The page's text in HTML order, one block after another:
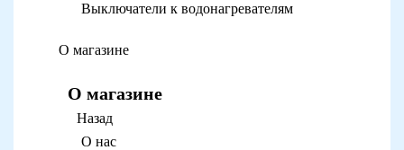
Выключатели к водонагревателям
О магазине
О магазине
Назад
О нас